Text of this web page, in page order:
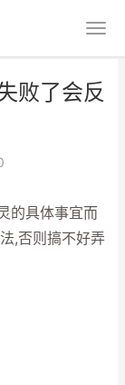
败了会反
的具体事宜而
,否则搞不好弄